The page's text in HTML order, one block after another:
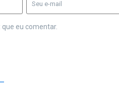
eu comentar.